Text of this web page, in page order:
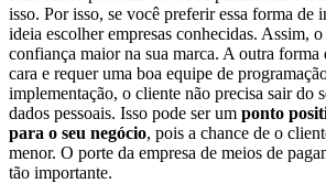
isso. Por isso, se você preferir essa forma de
ideia escolher empresas conhecidas. Assim,
confiança maior na sua marca. A outra forma
cara e requer uma boa equipe de
implementação, o cliente não precisa sair do
dados pessoais. Isso pode ser um ponto
para o seu negócio, pois a chance de o
menor. O porte da empresa de meios de
tão importante.